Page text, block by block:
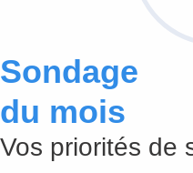
Sondage
du mois
Vos priorités de